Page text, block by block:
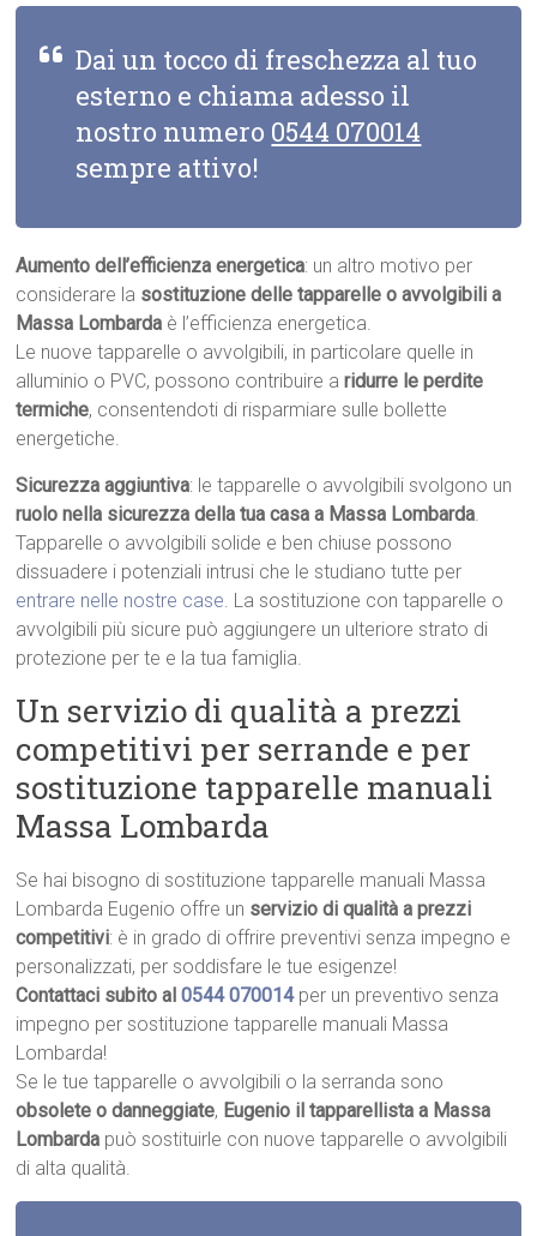
Dai un tocco di freschezza al tuo
esterno e chiama adesso il
nostro numero 0544 070014
sempre attivo!
Aumento dell’efficienza energetica: un altro motivo per
considerare la sostituzione delle tapparelle o avvolgibili a
Massa Lombarda è l’efficienza energetica.
Le nuove tapparelle o avvolgibili, in particolare quelle in
alluminio o PVC, possono contribuire aridurre le perdite
termiche, consentendoti di risparmiare sulle bollette
energetiche.
Sicurezza aggiuntiva: le tapparelle o avvolgibili svolgono un
ruolo nella sicurezza della tua casa a Massa Lombarda.
Tapparelle o avvolgibili solide e ben chiuse possono
dissuadere i potenziali intrusi che le studiano tutte per
entrare nelle nostre case. La sostituzione con tapparelle o
avvolgibili più sicure può aggiungere un ulteriore strato di
protezione per te e la tua famiglia.
Un servizio di qualità a prezzi
competitivi per serrande e per
sostituzione tapparelle manuali
Massa Lombarda
Se hai bisogno di sostituzione tapparelle manuali Massa
Lombarda Eugenio offre un servizio di qualità a prezzi
competitivi: è in grado di offrire preventivi senza impegno e
personalizzati, per soddisfare le tue esigenze!
Contattaci subito al0544 070014 per un preventivo senza
impegno per sostituzione tapparelle manuali Massa
Lombarda!
Se le tue tapparelle o avvolgibili o la serranda sono
obsolete o danneggiate, Eugenio il tapparellista a Massa
Lombarda può sostituirle con nuove tapparelle o avvolgibili
di alta qualità.